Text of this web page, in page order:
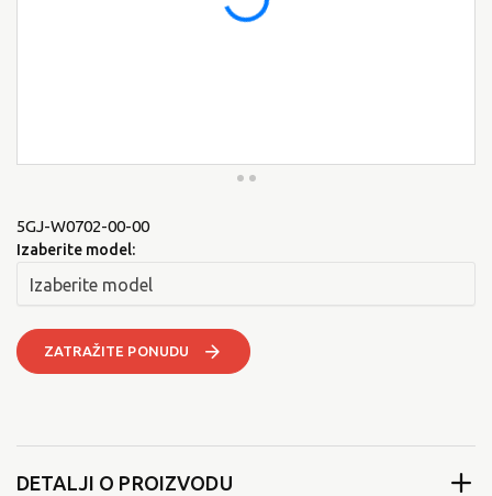
5GJ-W0702-00-00
Izaberite model:
ZATRAŽITE PONUDU
DETALJI O PROIZVODU